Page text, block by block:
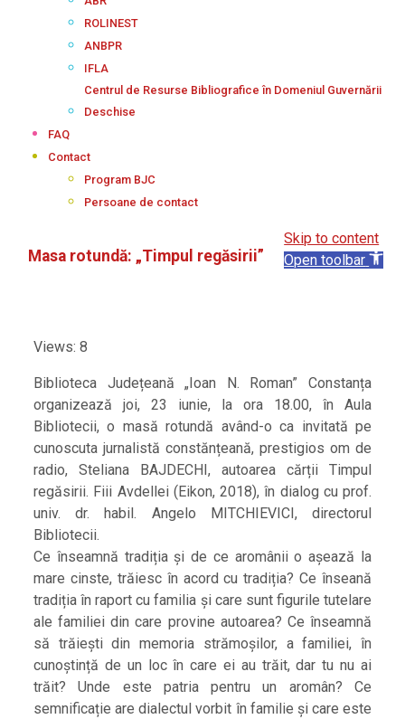
ROLINEST
ANBPR
IFLA
Centrul de Resurse Bibliografice în Domeniul Guvernării
Deschise
FAQ
Contact
Program BJC
Persoane de contact
Masa rotundă: „Timpul regăsirii”
Views: 8
Biblioteca Județeană „Ioan N. Roman” Constanța
organizează joi, 23 iunie, la ora 18.00, în Aula
Bibliotecii, o masă rotundă având-o ca invitată pe
cunoscuta jurnalistă constănțeană, prestigios om de
radio, Steliana BAJDECHI, autoarea cărții Timpul
regăsirii. Fiii Avdellei (Eikon, 2018), în dialog cu prof.
univ. dr. habil. Angelo MITCHIEVICI, directorul
Bibliotecii.
Ce înseamnă tradiția și de ce aromânii o așează la
mare cinste, trăiesc în acord cu tradiția? Ce înseană
tradiția în raport cu familia și care sunt figurile tutelare
ale familiei din care provine autoarea? Ce înseamnă
să trăiești din memoria strămoșilor, a familiei, în
cunoștință de un loc în care ei au trăit, dar tu nu ai
trăit? Unde este patria pentru un aromân? Ce
semnificație are dialectul vorbit în familie și care este
Skip to content
Open toolbar